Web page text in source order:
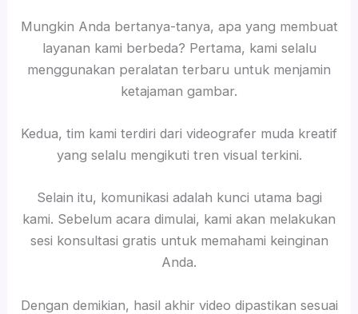
Mungkin Anda bertanya-tanya, apa yang membuat
layanan kami berbeda? Pertama, kami selalu
menggunakan peralatan terbaru untuk menjamin
ketajaman gambar.
Kedua, tim kami terdiri dari videografer muda kreatif
yang selalu mengikuti tren visual terkini.
Selain itu, komunikasi adalah kunci utama bagi
kami. Sebelum acara dimulai, kami akan melakukan
sesi konsultasi gratis untuk memahami keinginan
Anda.
Dengan demikian, hasil akhir video dipastikan sesuai